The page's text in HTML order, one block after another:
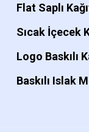
Flat Saplı
Sıcak İçecek
Logo Baskılı
Baskılı Islak